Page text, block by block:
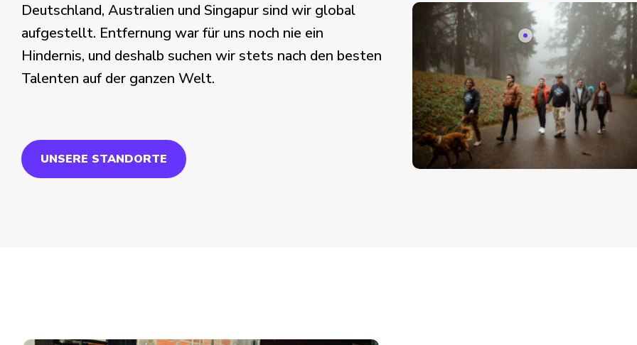
Deutschland, Australien und Singapur sind wir global
aufgestellt. Entfernung war für uns noch nie ein
Hindernis, und deshalb suchen wir stets nach den besten
Talenten auf der ganzen Welt.
UNSERE STANDORTE